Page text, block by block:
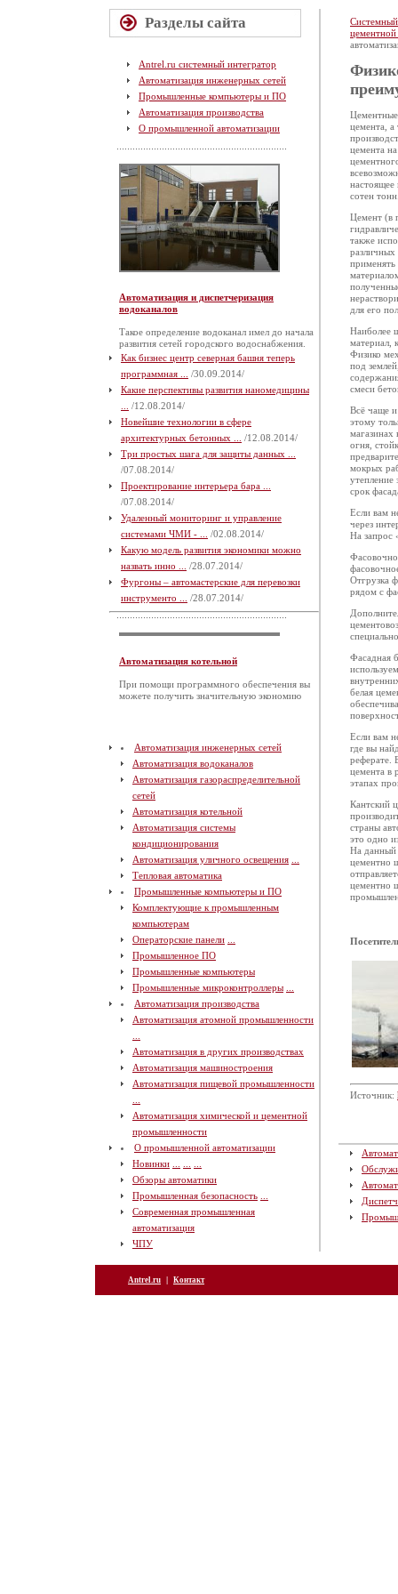
Разделы сайта
Antrel.ru системный интегратор
Автоматизация инженерных сетей
Промышленные компьютеры и ПО
Автоматизация производства
О промышленной автоматизации
Автоматизация и диспетчеризация
водоканалов
Такое определение водоканал имел до начала
развития сетей городского водоснабжения.
Как бизнес центр северная башня теперь
программная ...
/30.09.2014/
Какие перспективы развития наномедицины
/12.08.2014/
Новейшие технологии в сфере
архитектурных бетонных ...
/12.08.2014/
Три простых шага для защиты данных ...
/07.08.2014/
Проектирование интерьера бара ...
/07.08.2014/
Удаленный мониторинг и управление
системами ЧМИ - ...
/02.08.2014/
Какую модель развития экономики можно
назвать инно ...
/28.07.2014/
Фургоны – автомастерские для перевозки
инструменто ...
/28.07.2014/
Автоматизация котельной
При помощи программного обеспечения вы
можете получить значительную экономию
Автоматизация инженерных сетей
Автоматизация водоканалов
Автоматизация газораспределительной
сетей
Автоматизация котельной
Автоматизация системы
кондиционирования
Автоматизация уличного освещения
Тепловая автоматика
Промышленные компьютеры и ПО
Комплектующие к промышленным
компьютерам
Операторские панели
Промышленное ПО
Промышленные компьютеры
Промышленные микроконтроллеры
Автоматизация производства
Автоматизация атомной промышленности
Автоматизация в других производствах
Автоматизация машиностроения
Автоматизация пищевой промышленности
Автоматизация химической и цементной
промышленности
О промышленной автоматизации
Новинки
Обзоры автоматики
Промышленная безопасность
Современная промышленная
автоматизация
ЧПУ
Цементные
цемента, а
цемента
настоящее
сотен
Цемент (в
также
различных
применять
для его
Наиболее
материал,
Физико
под
смеси
Всё чаще
этому
огня,
мокрых
утепление
срок
Если вам
через
На запрос
Отгрузка
рядом с
Фасадная
белая
Если вам
где вы
реферате.
цемента в
этапах
Кантский
страны
это одно
На данный
цементно
цементно
Источник:
Antrel.ru | Контакт